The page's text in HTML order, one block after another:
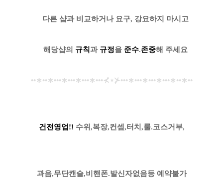
다른 샵과 비교하거나 요구, 강요하지 마시고
해당샵의 규칙과 규정을 준수.존중해 주세요
••∗••∗•••∗•••∗•••∗•••⊀ ⋆⊁•••∗•••∗•••∗•••∗••∗••
건전영업!! 수위,복장,컨셉,터치,룰.코스거부,
과음,무단캔슬,비핸폰.발신자없음등 예약불가